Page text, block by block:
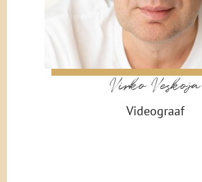
Virko Veskoja
Videograaf